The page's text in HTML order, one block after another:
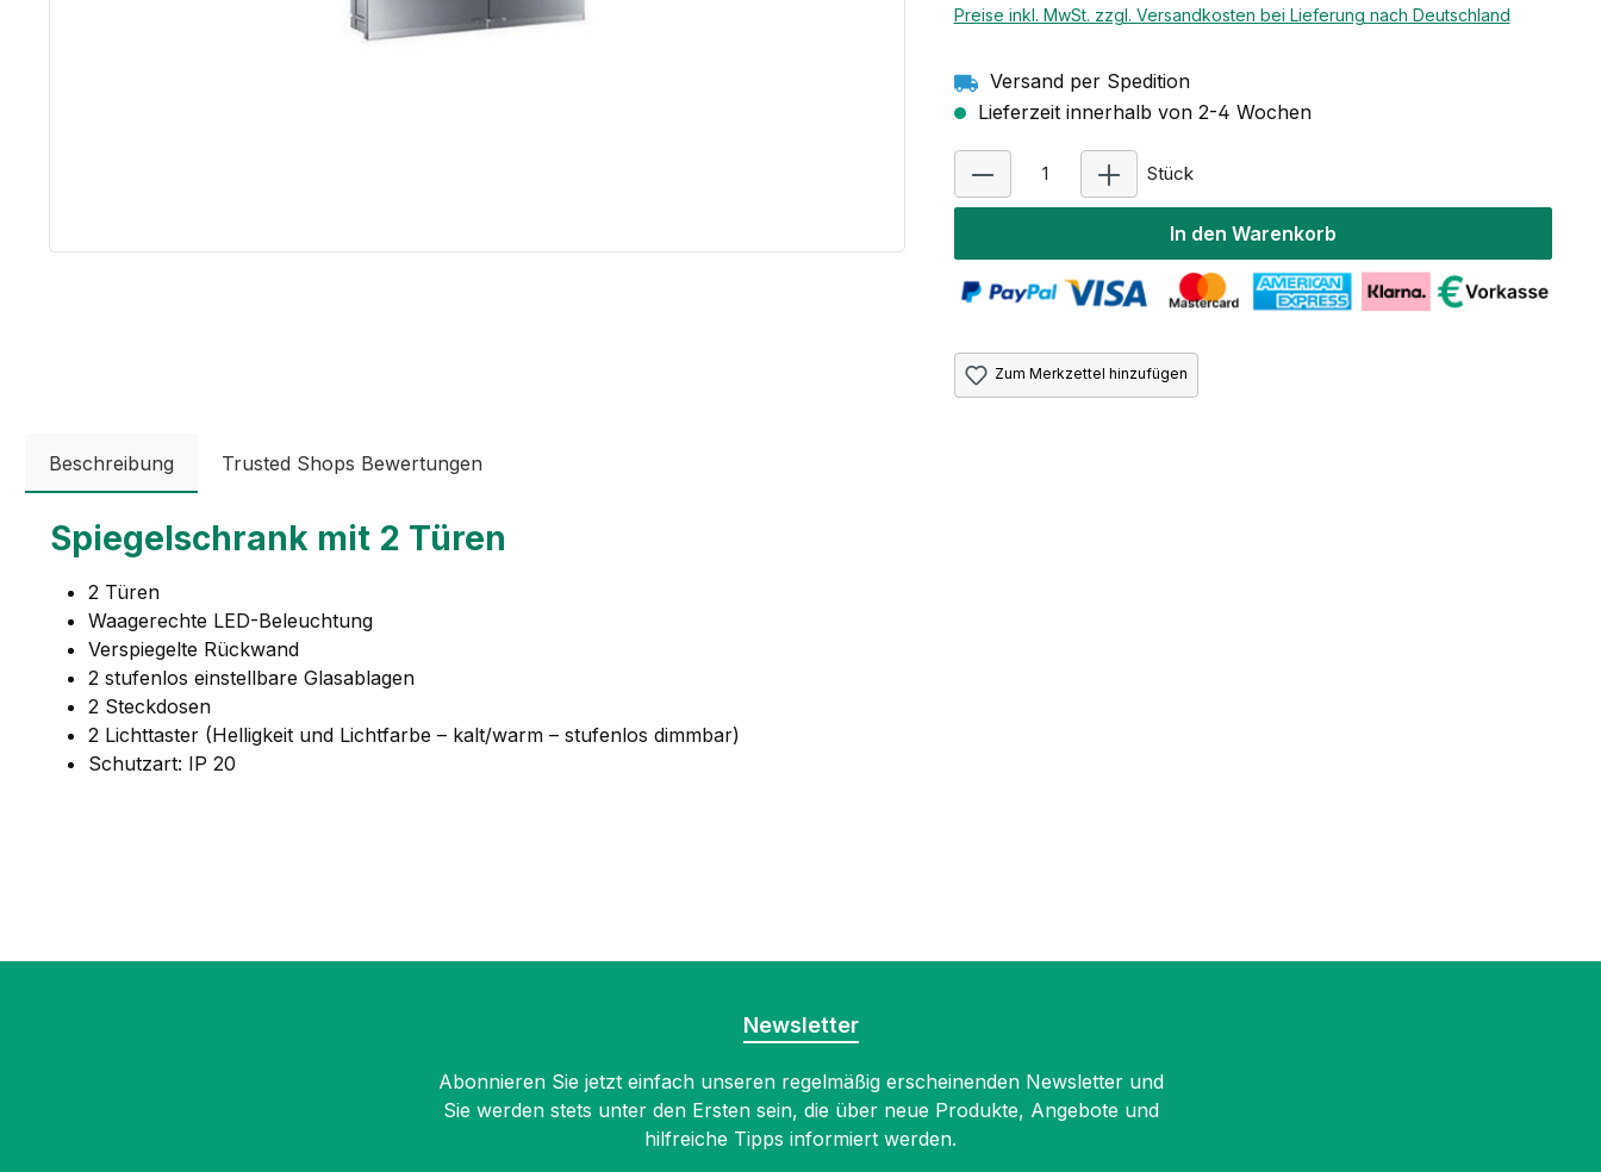
Preise inkl. MwSt. zzgl. Versandkosten bei Lieferung nach Deutschland
Versand per Spedition
Lieferzeit innerhalb von 2-4 Wochen
Stück
In den Warenkorb
Zum Merkzettel hinzufügen
Beschreibung Trusted Shops Bewertungen
Spiegelschrank mit 2 Türen
2 Türen
Waagerechte LED-Beleuchtung
Verspiegelte Rückwand
2 stufenlos einstellbare Glasablagen
2 Steckdosen
2 Lichttaster (Helligkeit und Lichtfarbe – kalt/warm – stufenlos dimmbar)
Schutzart: IP 20
Newsletter
Abonnieren Sie jetzt einfach unseren regelmäßig erscheinenden Newsletter und
Sie werden stets unter den Ersten sein, die über neue Produkte, Angebote und
hilfreiche Tipps informiert werden.